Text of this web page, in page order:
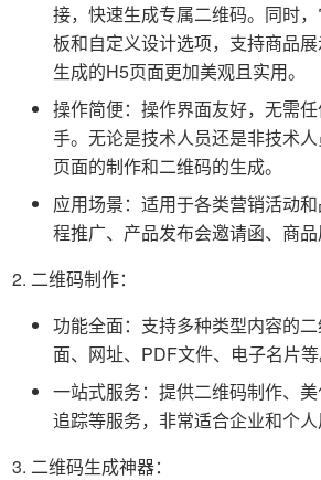
接，快速生成专属二维码。同时
板和自定义设计选项，支持商品
生成的H5页面更加美观且实用。
操作简便：操作界面友好，无需
手。无论是技术人员还是非技术
页面的制作和二维码的生成。
应用场景：适用于各类营销活动
程推广、产品发布会邀请函、商品
二维码制作：
功能全面：支持多种类型内容的
面、网址、PDF文件、电子名片等
一站式服务：提供二维码制作、
追踪等服务，非常适合企业和个人
二维码生成神器：